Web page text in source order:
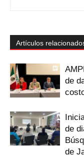
Artículos
de
de
de